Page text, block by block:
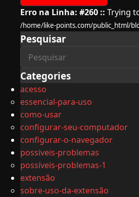
Erro na Linha: #260 :: Trying
/home/like-points.com/public_html/
Pesquisar
Categories
acesso
essencial-para-uso
como-usar
configurar-seu-computador
configurar-o-navegador
possiveis-problemas
possíveis-problemas-1
extensão
sobre-uso-da-extensão